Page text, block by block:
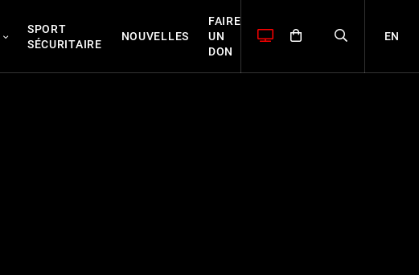
SPORT
SÉCURITAIRE
NOUVELLES
FAIRE
UN
DON
EN